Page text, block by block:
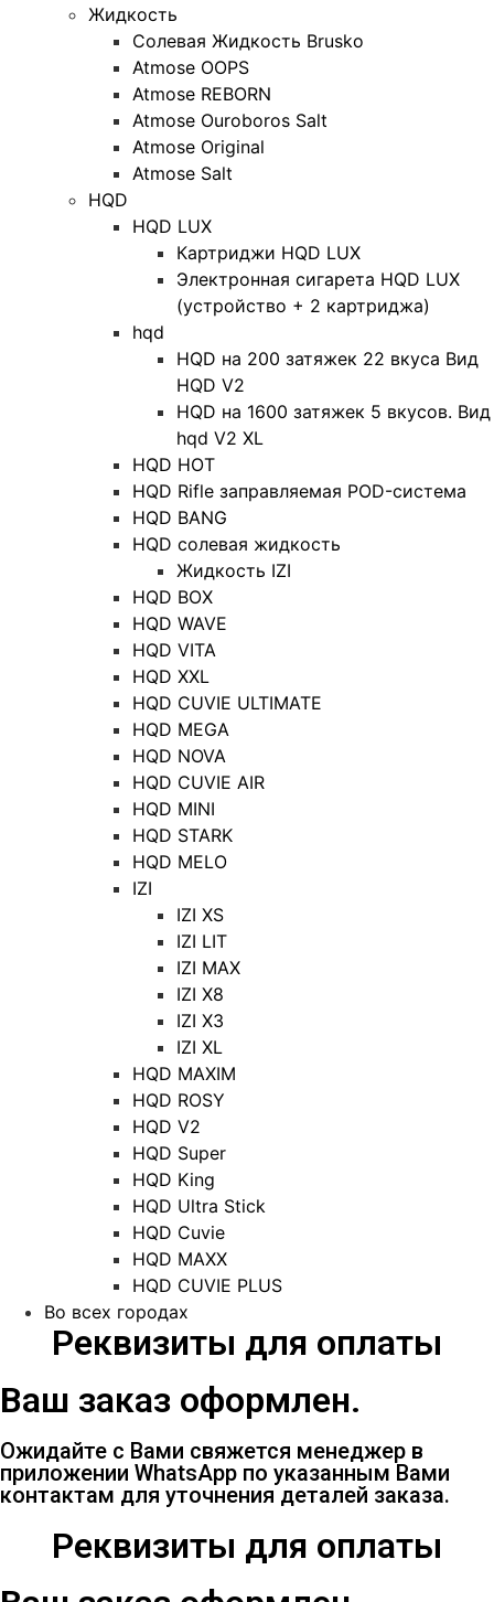
Жидкость
Солевая Жидкость Brusko
Atmose OOPS
Atmose REBORN
Atmose Ouroboros Salt
Atmose Original
Atmose Salt
HQD
HQD LUX
Картриджи HQD LUX
Электронная сигарета HQD LUX
(устройство + 2 картриджа)
hqd
HQD на 200 затяжек 22 вкуса Вид
HQD V2
HQD на 1600 затяжек 5 вкусов. Вид
hqd V2 XL
HQD HOT
HQD Rifle заправляемая POD-система
HQD BANG
HQD солевая жидкость
Жидкость IZI
HQD BOX
HQD WAVE
HQD VITA
HQD XXL
HQD CUVIE ULTIMATE
HQD MEGA
HQD NOVA
HQD CUVIE AIR
HQD MINI
HQD STARK
HQD MELO
IZI
IZI XS
IZI LIT
IZI MAX
IZI X8
IZI X3
IZI XL
HQD MAXIM
HQD ROSY
HQD V2
HQD Super
HQD King
HQD Ultra Stick
HQD Cuvie
HQD MAXX
HQD CUVIE PLUS
Во всех городах
Реквизиты для оплаты
Ваш заказ оформлен.
Ожидайте с Вами свяжется менеджер в
приложении WhatsApp по указанным Вами
контактам для уточнения деталей заказа.
Реквизиты для оплаты